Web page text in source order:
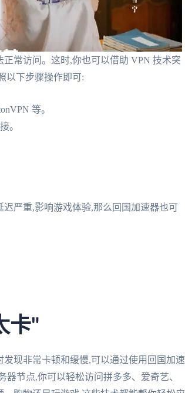
常访问。这时,你也可以借助 VPN 技术突
以下步骤操作即可:
等。
。
严重,影响游戏体验,那么回国加速器也可
卡"
现非常卡顿和缓慢,可以通过使用回国加速
节点,你可以轻松访问拼多多、爱奇艺、